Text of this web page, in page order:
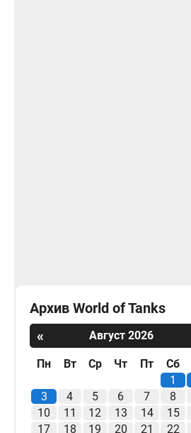
Архив World of Tanks
«
Август 2026
Пн Вт Ср Чт Пт
Сб
1
3
4 5 6 7
8
10
11 12 13 14
15
17
18 19 20 21 22